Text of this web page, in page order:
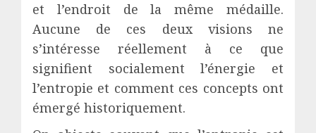
et l’endroit de la même médaille.
Aucune de ces deux visions ne
s’intéresse réellement à ce que
signifient socialement l’énergie et
l’entropie et comment ces concepts ont
émergé historiquement.